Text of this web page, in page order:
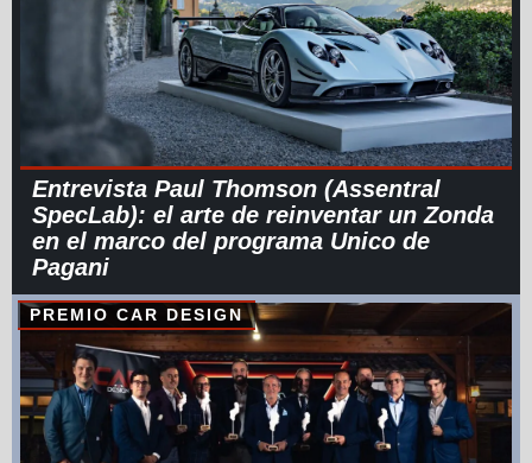
Entrevista Paul Thomson (Assentral
SpecLab): el arte de reinventar un Zonda
en el marco del programa Unico de
Pagani
PREMIO CAR DESIGN